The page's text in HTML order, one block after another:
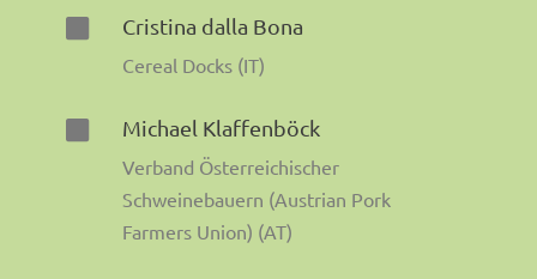
Cristina dalla Bona
Cereal Docks (IT)
Michael Klaffenböck
Verband Österreichischer
Schweinebauern (Austrian Pork
Farmers Union) (AT)